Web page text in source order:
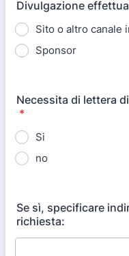
Divulgazione
Sito o altro canale
Sponsor
Necessita di lettera
*
Si
no
Se sì, specificare
richiesta: